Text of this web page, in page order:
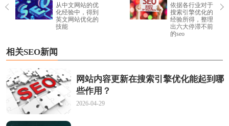
从中文网站的优
化经验中，得到
英文网站优化的
技能
依据各行业对于
搜索引擎优化的
经验所得，整理
出六大停滞不前
的seo
相关SEO新闻
网站内容更新在搜索引擎优化能起到哪
些作用？
2026-04-29